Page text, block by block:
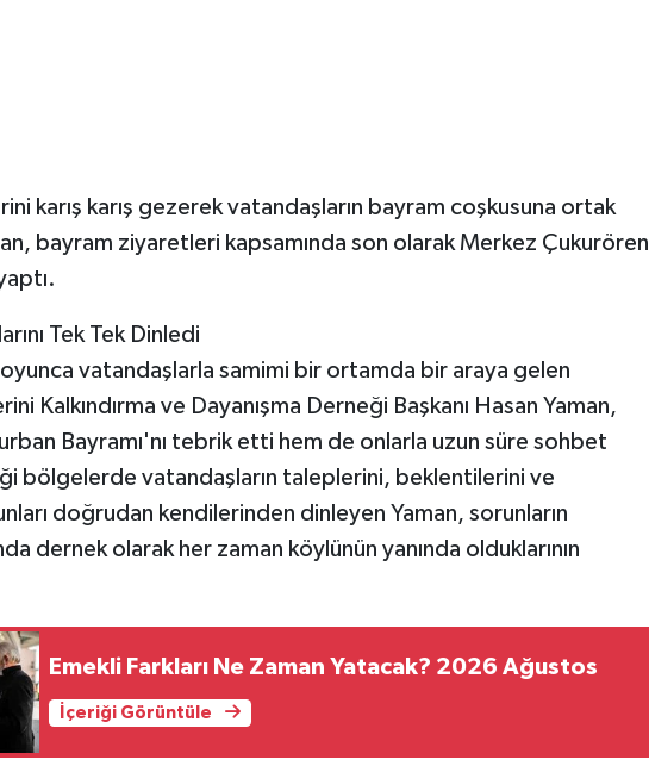
karış karış gezerek vatandaşların bayram coşkusuna ortak
bayram ziyaretleri kapsamında son olarak Merkez Çukurören
Tek Tek Dinledi
vatandaşlarla samimi bir ortamda bir araya gelen
Kalkındırma ve Dayanışma Derneği Başkanı Hasan Yaman,
Bayramı'nı tebrik etti hem de onlarla uzun süre sohbet
bölgelerde vatandaşların taleplerini, beklentilerini ve
doğrudan kendilerinden dinleyen Yaman, sorunların
dernek olarak her zaman köylünün yanında olduklarının
Emekli Farkları Ne Zaman Yatacak? 2026 Ağustos
İçeriği Görüntüle